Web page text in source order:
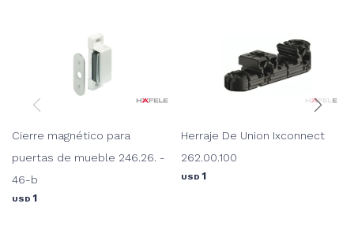
Cierre magnético para
puertas de mueble 246.26. -
46-b
USD 1
Herraje De Union Ixconnect
262.00.100
USD 1